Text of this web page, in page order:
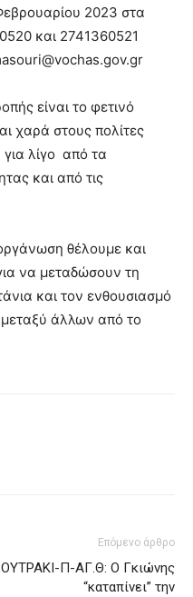
2023 στα
και 2741360521
είναι το φετινό
χαρά στους πολίτες
λίγο από τα
και από τις
θέλουμε και
να μεταδώσουν τη
και τον ενθουσιασμό
άλλων από το
Επόμενο άρθρο
Π-ΑΓ.Θ: Ο Γκιώνης
“καταπίνει” την